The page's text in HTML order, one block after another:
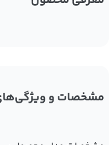
مشخصات و